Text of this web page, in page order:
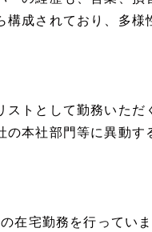
成されており、多様
トとして勤務いただ
の本社部門等に異動す
在宅勤務を行っていま